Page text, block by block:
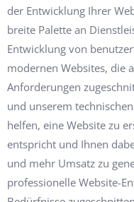
der Entwicklung Ihrer
breite Palette an
Entwicklung von
modernen Websites, die
Anforderungen
und unserem
helfen, eine Website zu
entspricht und Ihnen
und mehr Umsatz zu
professionelle Website-